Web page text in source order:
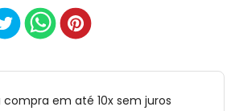
compra em até 10x sem juros